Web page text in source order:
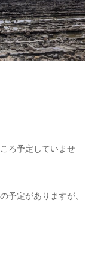
ろ予定していませ
予定がありますが、